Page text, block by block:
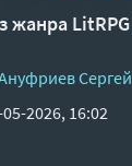
жанра LitRPG
Сергей
2026, 16:02